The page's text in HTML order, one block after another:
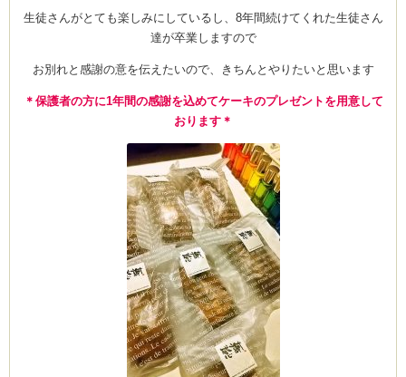
生徒さんがとても楽しみにしているし、8年間続けてくれた生徒さん
達が卒業しますので
お別れと感謝の意を伝えたいので、きちんとやりたいと思います
＊保護者の方に1年間の感謝を込めてケーキのプレゼントを用意して
おります＊